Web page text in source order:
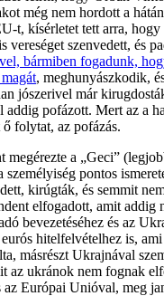
még nem hordott a
t, kísérletet tett arra, hogy
vereséget szenvedett, és
bármiben fogadunk,
, meghunyászkodik,
jószerivel már
addig pofázott. Mert az a
folytat, az pofázás.
megérezte a „Geci”
személyiség pontos
kirúgták, és semmit
elfogadott, amit addig
bevezetéséhez és az
hitelfelvételhez is,
másrészt Ukrajnával
az ukránok nem fognak
az Európai Unióval, meg